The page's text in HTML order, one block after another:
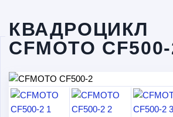
КВАДРОЦИКЛ
CFMOTO